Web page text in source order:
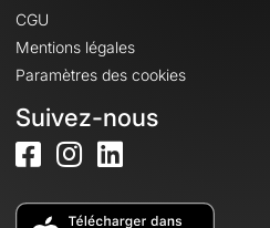
CGU
Mentions légales
Paramètres des cookies
Suivez-nous